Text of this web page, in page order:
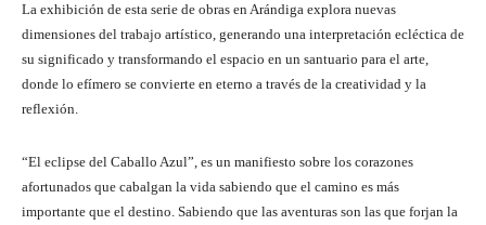
La exhibición de esta serie de obras en Arándiga explora nuevas
dimensiones del trabajo artístico, generando una interpretación ecléctica de
su significado y transformando el espacio en un santuario para el arte,
donde lo efímero se convierte en eterno a través de la creatividad y la
reflexión.
“El eclipse del Caballo Azul”, es un manifiesto sobre los corazones
afortunados que cabalgan la vida sabiendo que el camino es más
importante que el destino. Sabiendo que las aventuras son las que forjan la